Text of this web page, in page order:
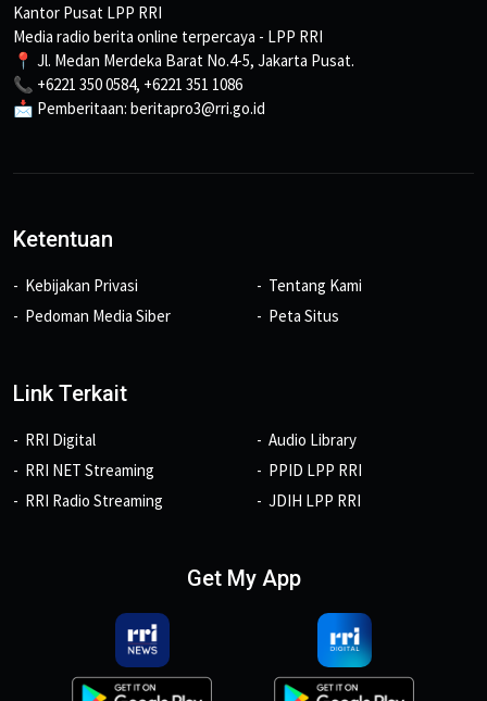
Kantor Pusat LPP RRI
Media radio berita online terpercaya - LPP RRI
📍 Jl. Medan Merdeka Barat No.4-5, Jakarta Pusat.
📞 +6221 350 0584, +6221 351 1086
📩 Pemberitaan: beritapro3@rri.go.id
Ketentuan
Kebijakan Privasi
Pedoman Media Siber
Tentang Kami
Peta Situs
Link Terkait
RRI Digital
RRI NET Streaming
RRI Radio Streaming
Audio Library
PPID LPP RRI
JDIH LPP RRI
Get My App